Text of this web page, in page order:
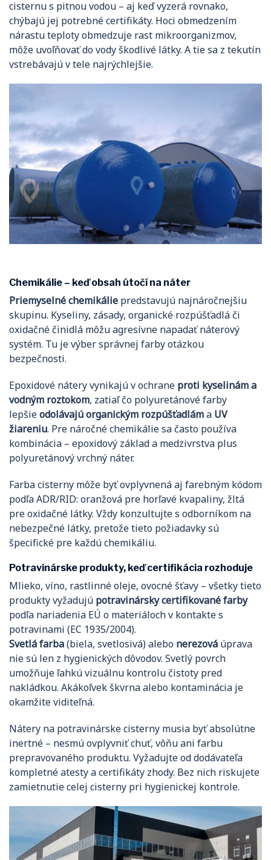
cisternu s pitnou vodou – aj keď vyzerá rovnako,
chýbajú jej potrebné certifikáty. Hoci obmedzením
nárastu teploty obmedzuje rast mikroorganizmov,
môže uvoľňovať do vody škodlivé látky. A tie sa z tekutín
vstrebávajú v tele najrýchlejšie.
Chemikálie – keď obsah útočí na náter
Priemyselné chemikálie predstavujú najnáročnejšiu
skupinu. Kyseliny, zásady, organické rozpúšťadlá či
oxidačné činidlá môžu agresívne napadať náterový
systém. Tu je výber správnej farby otázkou
bezpečnosti.
Epoxidové nátery vynikajú v ochrane proti kyselinám a
vodným roztokom, zatiaľ čo polyuretánové farby
lepšieodolávajú organickým rozpúšťadláma UV
žiareniu. Pre náročné chemikálie sa často používa
kombinácia – epoxidový základ a medzivrstva plus
polyuretánový vrchný náter.
Farba cisterny môže byť ovplyvnená aj farebným kódom
podľa ADR/RID: oranžová pre horľavé kvapaliny, žltá
pre oxidačné látky. Vždy konzultujte s odborníkom na
nebezpečné látky, pretože tieto požiadavky sú
špecifické pre každú chemikáliu.
Potravinárske produkty, keď certifikácia rozhoduje
Mlieko, víno, rastlinné oleje, ovocné šťavy – všetky tieto
produkty vyžadujú potravinársky certifikované farby
podľa nariadenia EÚ o materiáloch v kontakte s
potravinami (EC 1935/2004).
Svetlá farba(biela, svetlosivá) alebo nerezová úprava
nie sú len z hygienických dôvodov. Svetlý povrch
umožňuje ľahkú vizuálnu kontrolu čistoty pred
nakládkou. Akákoľvek škvrna alebo kontaminácia je
okamžite viditeľná.
Nátery na potravinárske cisterny musia byť absolútne
inertné – nesmú ovplyvniť chuť, vôňu ani farbu
prepravovaného produktu. Vyžadujte od dodávateľa
kompletné atesty a certifikáty zhody. Bez nich riskujete
zamietnutie celej cisterny pri hygienickej kontrole.